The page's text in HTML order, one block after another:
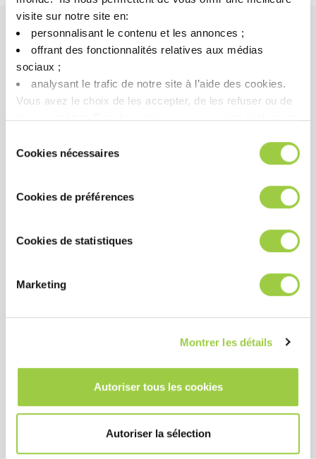
visite sur notre site en:​
personnalisant le contenu et les annonces ;​
offrant des fonctionnalités relatives aux médias
sociaux ; ​
analysant le trafic de notre site à l’aide des cookies.​
Vous avez le choix de les accepter, de les refuser ou de
les paramétrer.​ Pas de panique, vous pourrez également
cookies.​ ​ ​
duCookies nécessaires
Cookies de préférences
Cookies de statistiques
Marketing
Montrer les détails
Autoriser tous les cookies
Autoriser la sélection
好处
表现
快速高效的清洁性能
IPA 的低成本替代品
健康安全环境
无臭氧消耗潜能值 (ODP)
不含卤化物